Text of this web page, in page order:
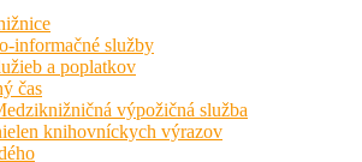
informačné služby
a poplatkov
čas
výpožičná služba
knihovníckych výrazov